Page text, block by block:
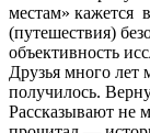
местам» кажется
(путешествия)
объективность
Друзья много лет
получилось.
Рассказывают не